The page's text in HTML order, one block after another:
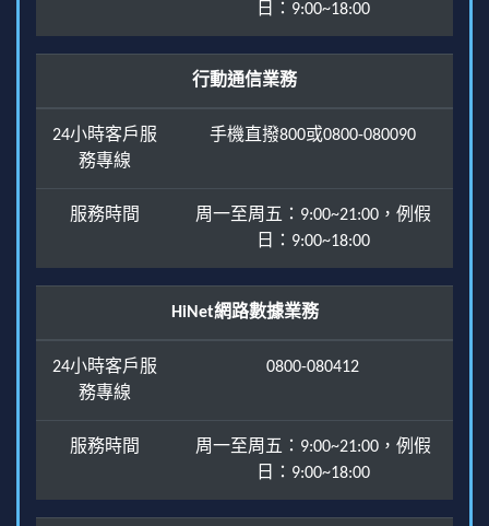
日：9:00~18:00
行動通信業務
24小時客戶服
務專線
手機直撥800或0800-080090
服務時間
周一至周五：9:00~21:00，例假
日：9:00~18:00
HiNet網路數據業務
24小時客戶服
務專線
0800-080412
服務時間
周一至周五：9:00~21:00，例假
日：9:00~18:00